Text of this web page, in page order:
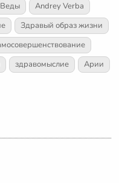
Веды
Andrey Verba
Здравый образ жизни
здравомыслие
Арии